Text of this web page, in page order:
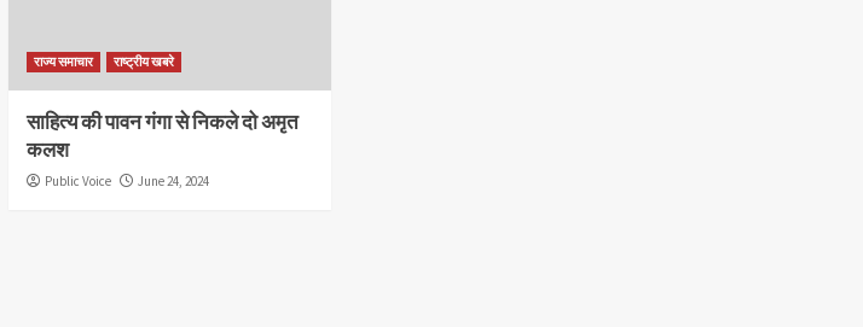
राज्य समाचार राष्ट्रीय खबरे
साहित्य की पावन गंगा से निकले दो अमृत
कलश
Public Voice June 24, 2024